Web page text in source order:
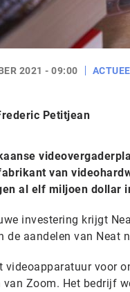
2021 - 09:00
Petitjean
van
al elf miljoen dollar
investering krijgt
de aandelen van Neat
videoapparatuur voor
Zoom. Het bedrijf